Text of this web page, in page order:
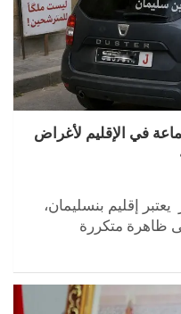
في الإقليم لأغراض
إقليم بنسليمان،
ظاهرة متكررة